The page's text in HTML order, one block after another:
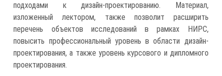
подходами к дизайн-проектированию. Материал,
изложенный лектором, также позволит расширить
перечень объектов исследований в рамках НИРС,
повысить профессиональный уровень в области дизайн-
проектирования, а также уровень курсового и дипломного
проектирования.